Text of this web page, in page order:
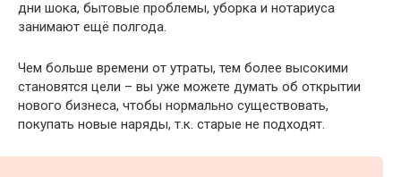
дни шока, бытовые проблемы, уборка и нотариуса
занимают ещё полгода.
Чем больше времени от утраты, тем более высокими
становятся цели – вы уже можете думать об открытии
нового бизнеса, чтобы нормально существовать,
покупать новые наряды, т.к. старые не подходят.